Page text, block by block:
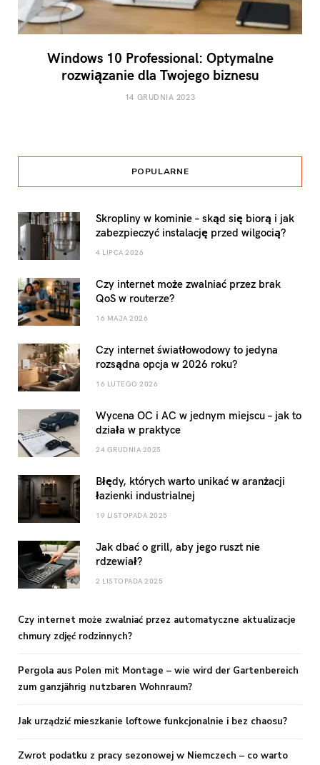
Windows 10 Professional: Optymalne
rozwiązanie dla Twojego biznesu
14 GRUDNIA 2023
POPULARNE
Skropliny w kominie – skąd się biorą i jak
zabezpieczyć instalację przed wilgocią?
4 LIPCA 2026
Czy internet może zwalniać przez brak
QoS w routerze?
16 MAJA 2026
Czy internet światłowodowy to jedyna
rozsądna opcja w 2026 roku?
16 LUTEGO 2026
Wycena OC i AC w jednym miejscu – jak to
działa w praktyce
24 GRUDNIA 2025
Błędy, których warto unikać w aranżacji
łazienki industrialnej
19 LISTOPADA 2025
Jak dbać o grill, aby jego ruszt nie
rdzewiał?
2 LISTOPADA 2025
Czy internet może zwalniać przez automatyczne aktualizacje
chmury zdjęć rodzinnych?
Pergola aus Polen mit Montage – wie wird der Gartenbereich
zum ganzjährig nutzbaren Wohnraum?
Jak urządzić mieszkanie loftowe funkcjonalnie i bez chaosu?
Zwrot podatku z pracy sezonowej w Niemczech – co warto